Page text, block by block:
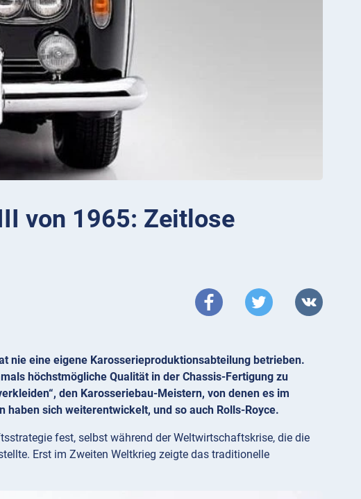
von 1965: Zeitlose
nie eine eigene Karosserieproduktionsabteilung betrieben.
höchstmögliche Qualität in der Chassis-Fertigung zu
den Karosseriebau-Meistern, von denen es im
sich weiterentwickelt, und so auch Rolls-Royce.
fest, selbst während der Weltwirtschaftskrise, die die
Erst im Zweiten Weltkrieg zeigte das traditionelle